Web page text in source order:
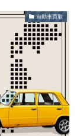
自動車買取